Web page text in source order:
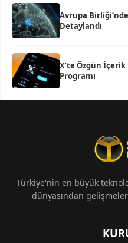
Avrupa
Detaylandı
X’te Özgün
Programı
Türkiye'nin en büyük
dünyasından